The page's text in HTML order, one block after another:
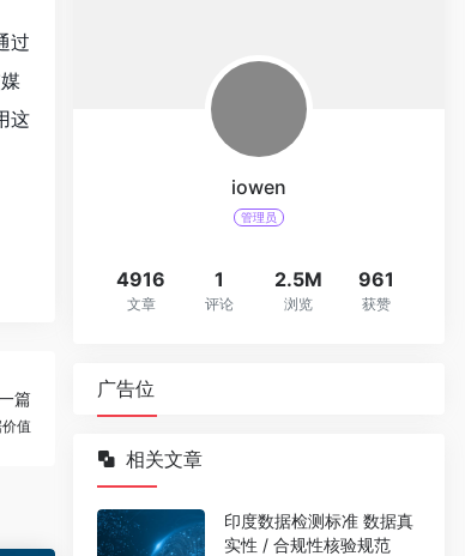
过
这
篇
值
iowen
管理员
4916
文章
1
评论
2.5M
浏览
961
获赞
广告位
相关文章
印度数据检测标准 数据真
实性 / 合规性核验规范